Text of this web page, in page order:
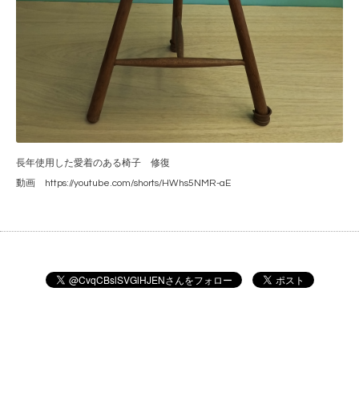
長年使用した愛着のある椅子 修復
動画 https://youtube.com/shorts/HWhs5NMR-aE